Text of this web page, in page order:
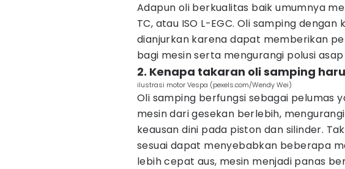
Adapun oli berkualitas baik umumnya
TC, atau ISO L-EGC. Oli samping
dianjurkan karena dapat memberikan
bagi mesin serta mengurangi polusi
2. Kenapa takaran oli samping
ilustrasi motor Vespa (pexels.com/Wendy Wei)
Oli samping berfungsi sebagai pelumas
mesin dari gesekan berlebih,
keausan dini pada piston dan silinder.
sesuai dapat menyebabkan beberapa
lebih cepat aus, mesin menjadi panas